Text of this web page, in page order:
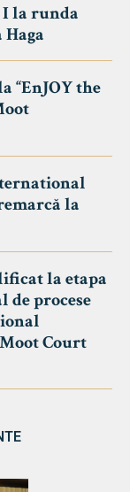
la runda
“EnJOY the
la
la etapa
procese
Court